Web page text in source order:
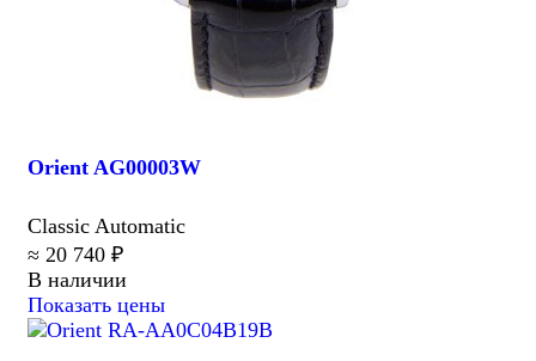
Orient AG00003W
Classic Automatic
≈ 20 740 ₽
В наличии
Показать цены